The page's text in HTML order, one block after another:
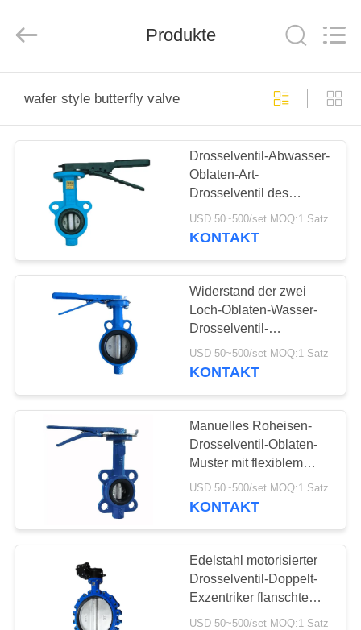
HAUSE
PRODUKTE
ÜBER
WERKSBESICHTIGUNG
QUALITÄTSKONTROLLE
KONTAKT
MIT
NEUIGKEITEN
BITTE UM
EIN
ANGEBOT
Ltd..
Produkte
wafer style butterfly valve
Drosselventil-Abwasser-
Oblaten-Art-
Drosselventil des
Brauchwasser-DN65
USD 50~500/set MOQ:1 Satz
KONTAKT
Widerstand der zwei
Loch-Oblaten-Wasser-
Drosselventil-
dauerhafter hohen
Temperatur
USD 50~500/set MOQ:1 Satz
KONTAKT
Manuelles Roheisen-
Drosselventil-Oblaten-
Muster mit flexiblem
Flansch-Ende
USD 50~500/set MOQ:1 Satz
KONTAKT
Edelstahl motorisierter
Drosselventil-Doppelt-
Exzentriker flanschte
Drosselventil
USD 50~500/set MOQ:1 Satz